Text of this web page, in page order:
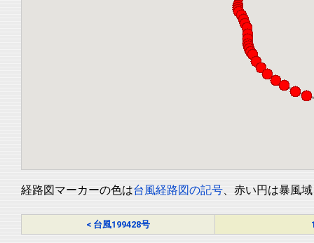
経路図マーカーの色は台風経路図の記号、赤い円は暴風
< 台風199428号